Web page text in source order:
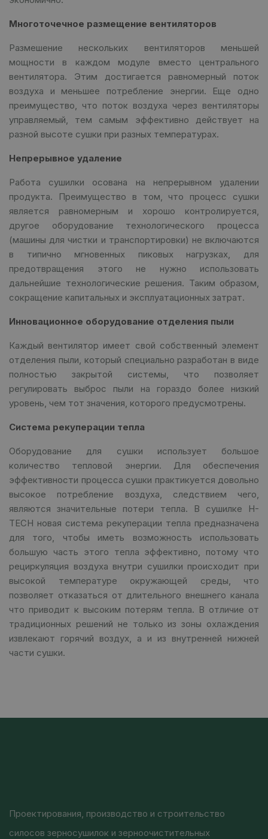
Многоточечное размещение вентиляторов
Размешение нескольких вентиляторов меньшей
мощности в каждом модуле вместо центрального
вентилятора. Этим достигается равномерный поток
воздуха и меньшее потребление энергии. Еще одно
преимущество, что поток воздуха через вентиляторы
управляемый, тем самым эффективно действует на
разной высоте сушки при разных температурах.
Непрерывное удаление
Работа сушилки осована на непрерывном удалении
продукта. Преимущество в том, что процесс сушки
является равномерным и хорошо контролируется,
другое оборудование технологического процесса
(машины для чистки и транспортировки) не включаются
в типично мгновенных пиковых нагрузках, для
предотвращения этого не нужно использовать
дальнейшие технологические решения. Таким образом,
сокращение капитальных и эксплуатационных затрат.
Инновационное оборудование отделения пыли
Каждый вентилятор имеет свой собственный элемент
отделения пыли, который специально разработан в виде
полностью закрытой системы, что позволяет
регулировать выброс пыли на гораздо более низкий
уровень, чем тот значения, которого предусмотрены.
Система рекуперации тепла
Оборудование для сушки использует большое
количество тепловой энергии. Для обеспечения
эффективности процесса сушки практикуется довольно
высокое потребление воздуха, следствием чего,
являются значительные потери тепла. В сушилке H-
TECH новая система рекуперации тепла предназначена
для того, чтобы иметь возможность использовать
большую часть этого тепла эффективно, потому что
рециркуляция воздуха внутри сушилки происходит при
высокой температуре окружающей среды, что
позволяет отказаться от длительного внешнего канала
что приводит к высоким потерям тепла. В отличие от
традиционных решений не только из зоны охлаждения
извлекают горячий воздух, а и из внутренней нижней
части сушки.
Проектирования, производство и строительство
силосов зерносушилок и зерноочистительных